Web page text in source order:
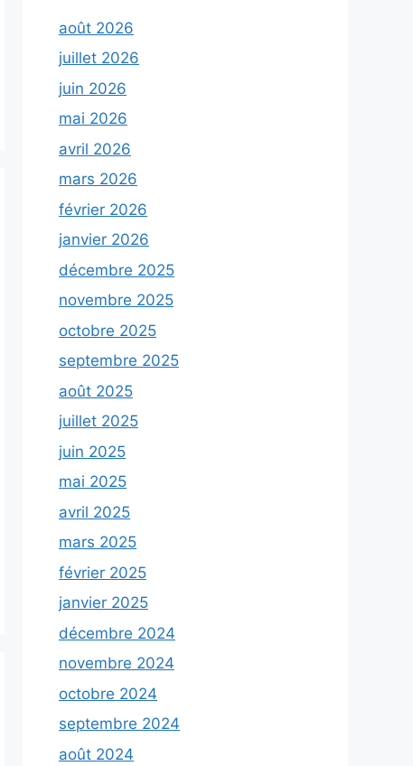
août 2026
juillet 2026
juin 2026
mai 2026
avril 2026
mars 2026
février 2026
janvier 2026
décembre 2025
novembre 2025
octobre 2025
septembre 2025
août 2025
juillet 2025
juin 2025
mai 2025
avril 2025
mars 2025
février 2025
janvier 2025
décembre 2024
novembre 2024
octobre 2024
septembre 2024
août 2024